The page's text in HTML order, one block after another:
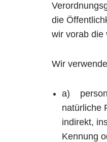
die
wir vorab die
Wir
a)
natürliche
indirekt,
Kennung